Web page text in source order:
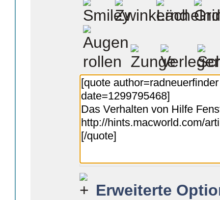
Erweiterte